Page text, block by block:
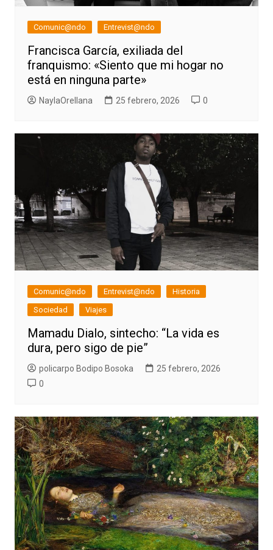
Comunic@ndo Entrevist@ndo
Francisca García, exiliada del
franquismo: «Siento que mi hogar no
está en ninguna parte»
NaylaOrellana 25 febrero, 2026 0
Comunic@ndo Entrevist@ndo
Historia
Sociedad
Viajes
Mamadu Dialo, sintecho: “La vida es
dura, pero sigo de pie”
policarpo Bodipo Bosoka
25 febrero, 2026
0